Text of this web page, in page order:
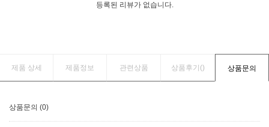
등록된 리뷰가 없습니다.
제품 상세 제품정보 관련상품 상품후기() 상품문의
상품문의 (0)